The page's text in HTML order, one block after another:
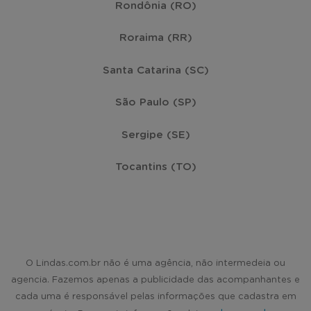
Rondônia (RO)
Roraima (RR)
Santa Catarina (SC)
São Paulo (SP)
Sergipe (SE)
Tocantins (TO)
O Lindas.com.br não é uma agência, não intermedeia ou
agencia. Fazemos apenas a publicidade das acompanhantes e
cada uma é responsável pelas informações que cadastra em